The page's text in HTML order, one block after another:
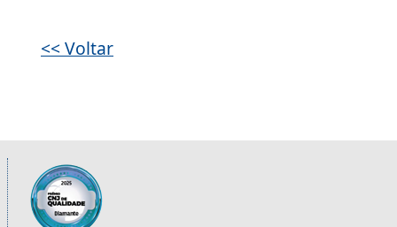
<< Voltar
Informações úteis sobre os órgãos da 2ª
Imagem